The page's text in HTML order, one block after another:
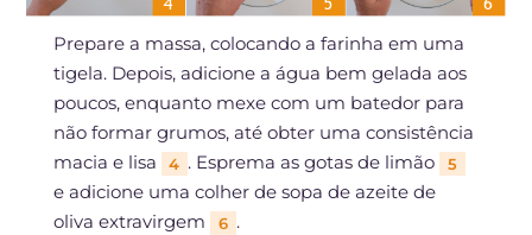
Prepare a massa, colocando a farinha em uma
tigela. Depois, adicione a água bem gelada aos
poucos, enquanto mexe com um batedor para
não formar grumos, até obter uma consistência
macia e lisa
4 . Esprema as gotas de limão 5
e adicione uma colher de sopa de azeite de
oliva extravirgem
6 .